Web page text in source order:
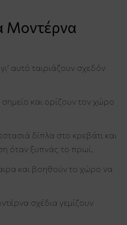
Μοντέρνα
αυτό ταιριάζουν σχεδόν
και ορίζουν τον χώρο
δίπλα στο κρεβάτι και
όταν ξυπνάς το πρωί.
και βοηθούν το χώρο να
σχέδια γεμίζουν